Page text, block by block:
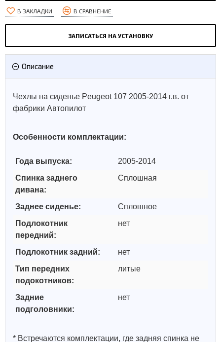
В ЗАКЛАДКИ В СРАВНЕНИЕ
ЗАПИСАТЬСЯ НА УСТАНОВКУ
Описание
Чехлы на сиденье Peugeot 107 2005-2014 г.в. от
фабрики Автопилот
Особенности комплектации:
Года выпуска:
2005-2014
Спинка заднего
дивана:
Сплошная
Заднее сиденье:
Cплошное
Подлокотник
передний:
нет
Подлокотник задний:
нет
Тип передних
подокотников:
литые
Задние
подголовники:
нет
* Встречаются комплектации, где задняя спинка не